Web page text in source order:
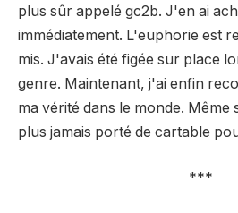
plus sûr appelé gc2b. J'en ai
immédiatement. L'euphorie est
mis. J'avais été figée sur place
genre. Maintenant, j'ai enfin
ma vérité dans le monde. Même
plus jamais porté de cartable
***